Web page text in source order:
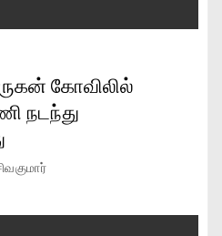
கோவிலில்
நடந்து